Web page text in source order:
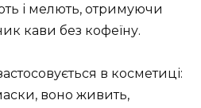
і мелють, отримуючи
кави без кофеїну.
в косметиці:
воно живить,